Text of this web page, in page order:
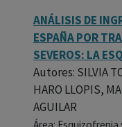
ANÁLISIS DE
ESPAÑA POR
SEVEROS: LA
Autores: SILVIA
HARO LLOPIS,
AGUILAR